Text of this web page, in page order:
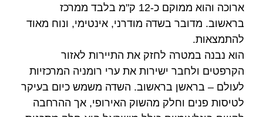
ארוכה והוא ממוקם כ-12 ק"מ בלבד ממרכז
בראשוב. מדובר בשדה מודרני, אינטימי, ונוח מאוד
להתמצאות.
הוא נבנה במטרה לחזק את התיירות לאזור
הקרפטים ולחבר ישירות את ערי רומניה המרכזיות
לעולם – בראשן בראשוב. השדה משמש כיום בעיקר
לטיסות פנים וחלק מהשוק האירופי, אך ההרחבה